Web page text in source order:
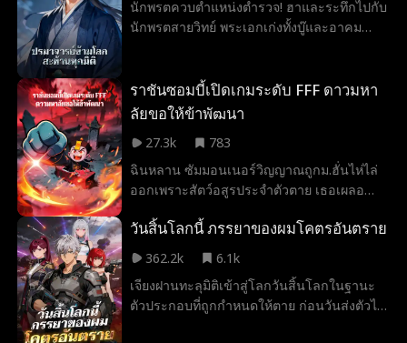
นักพรตควบตำแหน่งตำรวจ! ฮาและระทึกไปกับ
นักพรตสายวิทย์ พระเอกเก่งทั้งบู๊และอาคม
ราชันซอมบี้เปิดเกมระดับ FFF ดาวมหา
ลัยขอให้ข้าพัฒนา
27.3k
783
ฉินหลาน ซัมมอนเนอร์วิญญาณถูกม.ฮั่นไห่ไล่
ออกเพราะสัตว์อสูรประจำตัวตาย เธอเผลอ
โลกมา แท้จริงเขาคือราชันย์ซอมบี้ผู้มีสกิล
ระดับ SSS ทั้งสองร่วมมือกันโค่นบอสลับคว้า
แชมป์ประเมินอาจารย์ระดับชาติ แต่กลับถูก
เว่ยเชาและตระกูลจ้าวคอยเล่นงาน ต่อมาฉิน
หลานไปเป็นรองอธิการฯ ม.หลงจิง พานักเรียน
วันสิ้นโลกนี้ ภรรยาของผมโคตรอันตราย
362.2k
6.1k
เจียงฝานทะลุมิติเข้าสู่โลกวันสิ้นโลกในฐานะ
ตัวประกอบที่ถูกกำหนดให้ตาย ก่อนวันส่งตัวไป